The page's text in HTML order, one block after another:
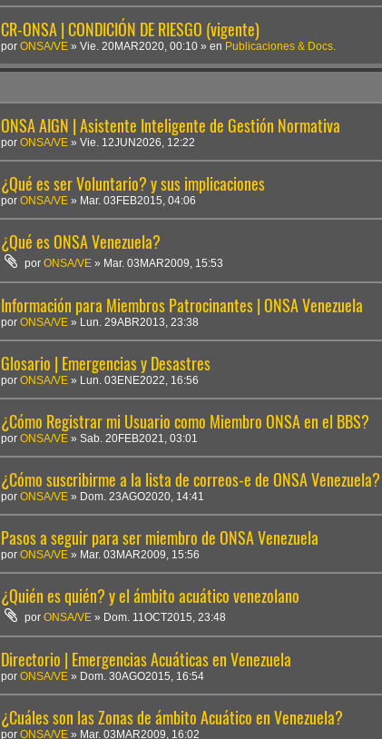
CR-ONSA | CONDICIÓN DE RIESGO (vigente)
por ONSA/VE » Vie. 20MAR2020, 00:10 » en Publicaciones & Docs.
ONSA AIGN | Asistente Inteligente de Gestión Normativa
por ONSA/VE » Vie. 12JUN2026, 12:22
¿Qué es ser Voluntario? y sus implicaciones
por ONSA/VE » Mar. 03FEB2015, 04:06
¿Qué es ONSA Venezuela?
porONSA/VE » Mar. 03MAR2009, 15:53
Información para Miembros Patrocinantes | ONSA Venezuela
por ONSA/VE » Lun. 29ABR2013, 23:38
Glosario | Emergencias y Desastres
por ONSA/VE » Lun. 03ENE2022, 16:56
¿Cómo Registrar mi Usuario como Miembro ONSA en el BBS?
por ONSA/VE » Sab. 20FEB2021, 03:01
¿Cómo suscribirme a la lista de correos-e de ONSA Venezuela?
por ONSA/VE » Dom. 23AGO2020, 14:41
Pasos a seguir para ser miembro de ONSA Venezuela
por ONSA/VE » Mar. 03MAR2009, 15:56
¿Quién es quién? y el ámbito acuático venezolano
porONSA/VE » Dom. 11OCT2015, 23:48
Directorio | Emergencias Acuáticas en Venezuela
por ONSA/VE » Dom. 30AGO2015, 16:54
¿Cuáles son las Zonas de ámbito Acuático en Venezuela?
por ONSA/VE » Mar. 03MAR2009, 16:02